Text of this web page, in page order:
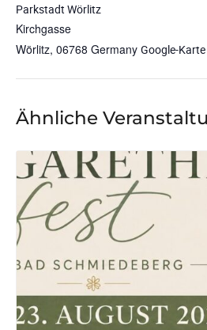
Parkstadt Wörlitz
Kirchgasse
Wörlitz, 06768 Germany Google-
Ähnliche